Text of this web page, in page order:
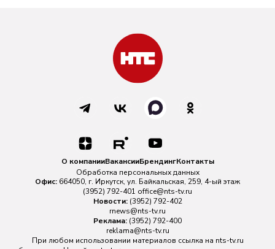
О компанииВакансииБрендингКонтакты
Обработка персональных данных
Офис: 664050, г. Иркутск, ул. Байкальская, 259, 4-ый этаж
(3952) 792-401 office@nts-tv.ru
Новости: (3952) 792-402
rnews@nts-tv.ru
Реклама: (3952) 792-400
reklama@nts-tv.ru
При любом использовании материалов ссылка на nts-tv.ru